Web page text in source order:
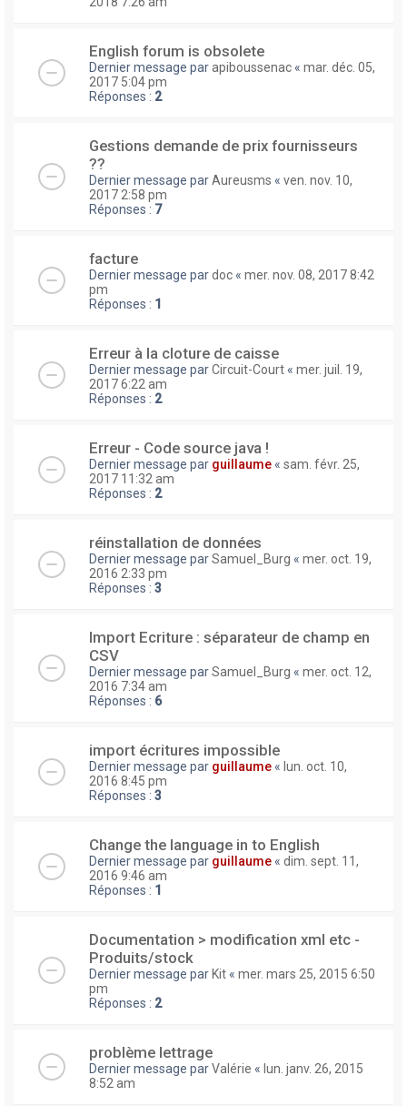
English forum is obsolete
Dernier message parapiboussenac « mar. déc. 05,
2017 5:04 pm
Réponses : 2
Gestions demande de prix fournisseurs
??
Dernier message parAureusms « ven. nov. 10,
2017 2:58 pm
Réponses : 7
facture
Dernier message pardoc « mer. nov. 08, 2017 8:42
pm
Réponses : 1
Erreur à la cloture de caisse
Dernier message parCircuit-Court « mer. juil. 19,
2017 6:22 am
Réponses : 2
Erreur - Code source java !
Dernier message par guillaume « sam. févr. 25,
2017 11:32 am
Réponses : 2
réinstallation de données
Dernier message parSamuel_Burg « mer. oct. 19,
2016 2:33 pm
Réponses : 3
Import Ecriture : séparateur de champ en
CSV
Dernier message parSamuel_Burg « mer. oct. 12,
2016 7:34 am
Réponses : 6
import écritures impossible
Dernier message par guillaume « lun. oct. 10,
2016 8:45 pm
Réponses : 3
Change the language in to English
Dernier message par guillaume « dim. sept. 11,
2016 9:46 am
Réponses : 1
Documentation > modification xml etc -
Produits/stock
Dernier message parKit « mer. mars 25, 2015 6:50
pm
Réponses : 2
problème lettrage
Dernier message parValérie « lun. janv. 26, 2015
8:52 am